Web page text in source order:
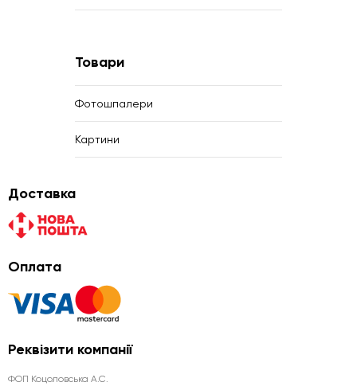
Товари
Фотошпалери
Картини
Доставка
Оплата
Реквізити компанії
ФОП Коцоловська А.С.